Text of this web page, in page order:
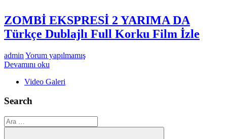
ZOMBİ EKSPRESİ 2 YARIMA DA
Türkçe Dublajlı Full Korku Film İzle
admin Yorum yapılmamış
Devamını oku
Video Galeri
Search
Ara: